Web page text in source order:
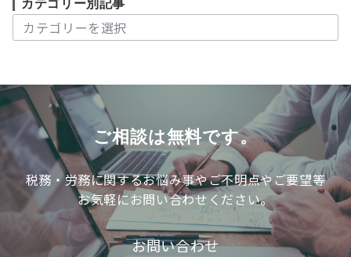
カテゴリー別記事
テ
ー
別
事
ご相談は無料です。
税務・労務に関するお悩み事やご不明点やご要望等
お気軽にお問い合わせください。
お問い合わせ